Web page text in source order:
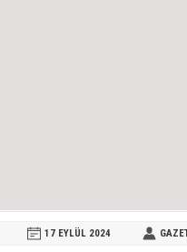
17 EYLÜL 2024